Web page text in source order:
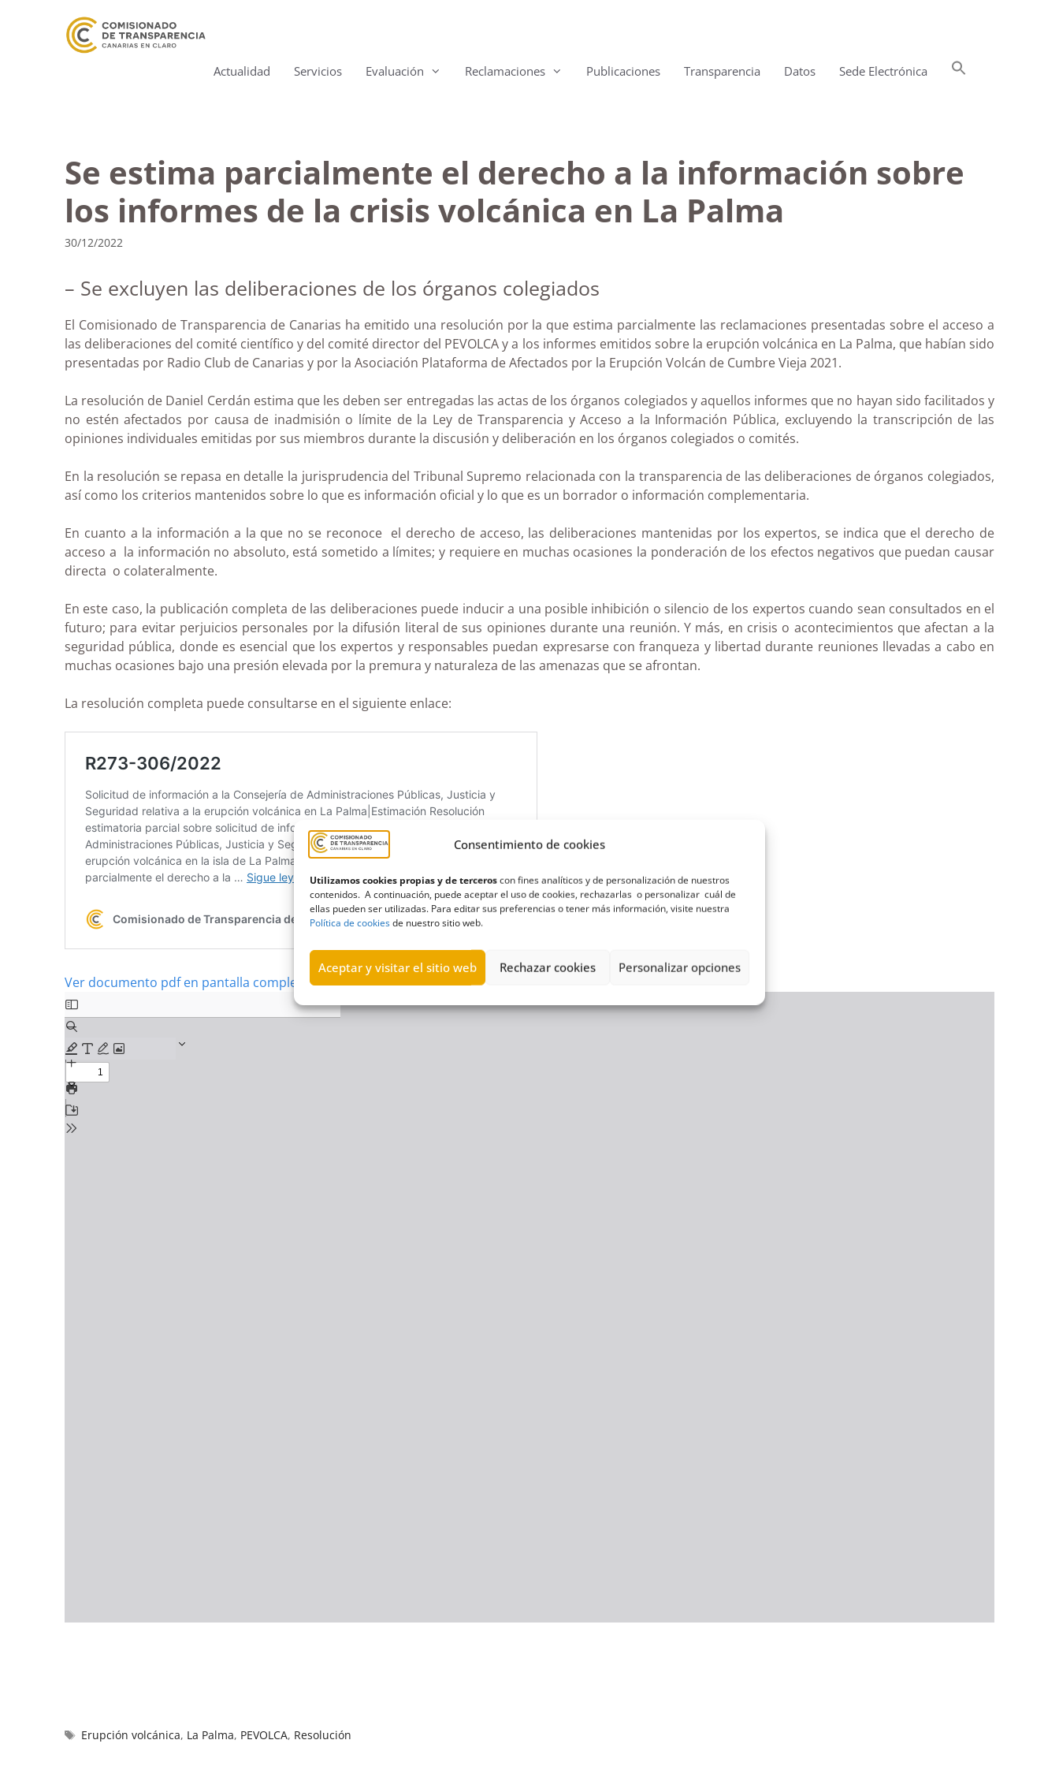
Consentimiento de cookies
Utilizamos cookies propias y de terceroscon fines analíticos y de personalización de nuestros
contenidos. A continuación, puede aceptar el uso de cookies, rechazarlas o personalizar cuál de
ellas pueden ser utilizadas. Para editar sus preferencias o tener más información, visite nuestra
Política de cookiesde nuestro sitio web.
Aceptar y visitar el sitio web Rechazar cookies Personalizar opciones
Actualidad Servicios Evaluación Reclamaciones Publicaciones Transparencia Datos Sede Electrónica
Se estima parcialmente el derecho a la información sobre
los informes de la crisis volcánica en La Palma
30/12/2022
– Se excluyen las deliberaciones de los órganos colegiados
El Comisionado de Transparencia de Canarias ha emitido una resolución por la que estima parcialmente las reclamaciones presentadas sobre el acceso a
las deliberaciones del comité científico y del comité director del PEVOLCA y a los informes emitidos sobre la erupción volcánica en La Palma, que habían sido
presentadas por Radio Club de Canarias y por la Asociación Plataforma de Afectados por la Erupción Volcán de Cumbre Vieja 2021.
La resolución de Daniel Cerdán estima que les deben ser entregadas las actas de los órganos colegiados y aquellos informes que no hayan sido facilitados y
no estén afectados por causa de inadmisión o límite de la Ley de Transparencia y Acceso a la Información Pública, excluyendo la transcripción de las
opiniones individuales emitidas por sus miembros durante la discusión y deliberación en los órganos colegiados o comités.
En la resolución se repasa en detalle la jurisprudencia del Tribunal Supremo relacionada con la transparencia de las deliberaciones de órganos colegiados,
así como los criterios mantenidos sobre lo que es información oficial y lo que es un borrador o información complementaria.
En cuanto a la información a la que no se reconoce el derecho de acceso, las deliberaciones mantenidas por los expertos, se indica que el derecho de
acceso a la información no absoluto, está sometido a límites; y requiere en muchas ocasiones la ponderación de los efectos negativos que puedan causar
directa o colateralmente.
En este caso, la publicación completa de las deliberaciones puede inducir a una posible inhibición o silencio de los expertos cuando sean consultados en el
futuro; para evitar perjuicios personales por la difusión literal de sus opiniones durante una reunión. Y más, en crisis o acontecimientos que afectan a la
seguridad pública, donde es esencial que los expertos y responsables puedan expresarse con franqueza y libertad durante reuniones llevadas a cabo en
muchas ocasiones bajo una presión elevada por la premura y naturaleza de las amenazas que se afrontan.
La resolución completa puede consultarse en el siguiente enlace:
Ver documento pdf en pantalla completa
Erupción volcánica, La Palma, PEVOLCA, Resolución